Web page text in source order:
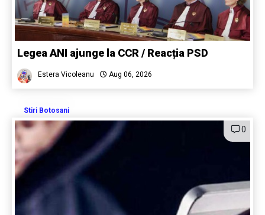
Legea ANI ajunge la CCR / Reacția PSD
Estera Vicoleanu Aug 06, 2026
Stiri Botosani
0